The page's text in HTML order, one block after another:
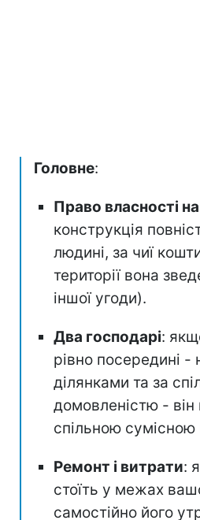
Головне:
Право власності
конструкція
людині, за чиї
території вона
іншої угоди).
Два господарі:
рівно посередині -
ділянками та за
домовленістю -
спільною сумісною
Ремонт і витрати:
стоїть у межах
самостійно його